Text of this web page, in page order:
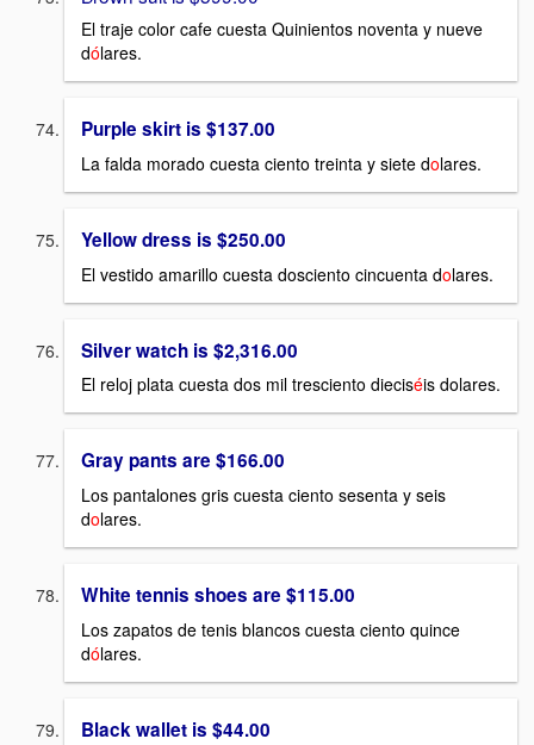
El traje color cafe cuesta Quinientos noventa y nueve
dólares.
Purple skirt is $137.00
La falda morado cuesta ciento treinta y siete dolares.
Yellow dress is $250.00
El vestido amarillo cuesta dosciento cincuenta dolares.
Silver watch is $2,316.00
El reloj plata cuesta dos mil tresciento dieciséis dolares.
Gray pants are $166.00
Los pantalones gris cuesta ciento sesenta y seis
dolares.
White tennis shoes are $115.00
Los zapatos de tenis blancos cuesta ciento quince
dólares.
Black wallet is $44.00